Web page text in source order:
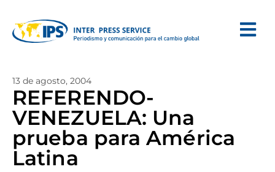
13 de agosto, 2004
REFERENDO-
VENEZUELA: Una
prueba para América
Latina